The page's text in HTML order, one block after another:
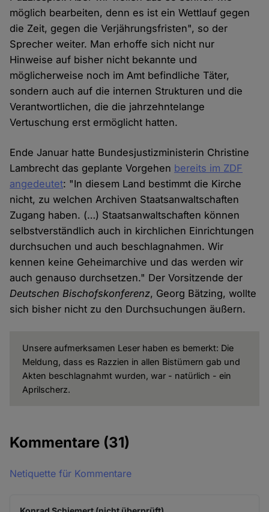
möglich bearbeiten, denn es ist ein Wettlauf gegen
die Zeit, gegen die Verjährungsfristen", so der
Sprecher weiter. Man erhoffe sich nicht nur
Hinweise auf bisher nicht bekannte und
möglicherweise noch im Amt befindliche Täter,
sondern auch auf die internen Strukturen und die
Verantwortlichen, die die jahrzehntelange
Vertuschung erst ermöglicht hatten.
Ende Januar hatte Bundesjustizministerin Christine
Lambrecht das geplante Vorgehen bereits im ZDF
angedeutet: "In diesem Land bestimmt die Kirche
nicht, zu welchen Archiven Staatsanwaltschaften
Zugang haben. (…) Staatsanwaltschaften können
selbstverständlich auch in kirchlichen Einrichtungen
durchsuchen und auch beschlagnahmen. Wir
kennen keine Geheimarchive und das werden wir
auch genauso durchsetzen." Der Vorsitzende der
Deutschen Bischofskonferenz, Georg Bätzing, wollte
sich bisher nicht zu den Durchsuchungen äußern.
Unsere aufmerksamen Leser haben es bemerkt: Die
Meldung, dass es Razzien in allen Bistümern gab und
Akten beschlagnahmt wurden, war - natürlich - ein
Aprilscherz.
Kommentare (31)
Netiquette für Kommentare